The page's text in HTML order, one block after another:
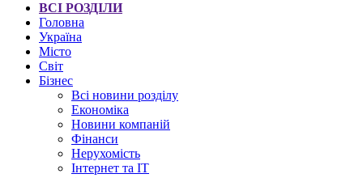
ВСІ РОЗДІЛИ
Головна
Україна
Місто
Світ
Бізнес
Всі новини розділу
Економіка
Новини компаній
Фінанси
Нерухомість
Інтернет та IT